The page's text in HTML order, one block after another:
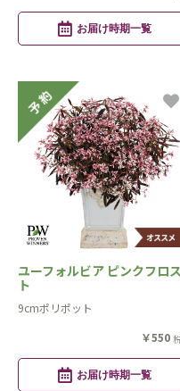
お届け時期一覧
ユーフォルビア ピンクフロス
ト
9cmポリポット
￥550
お届け時期一覧